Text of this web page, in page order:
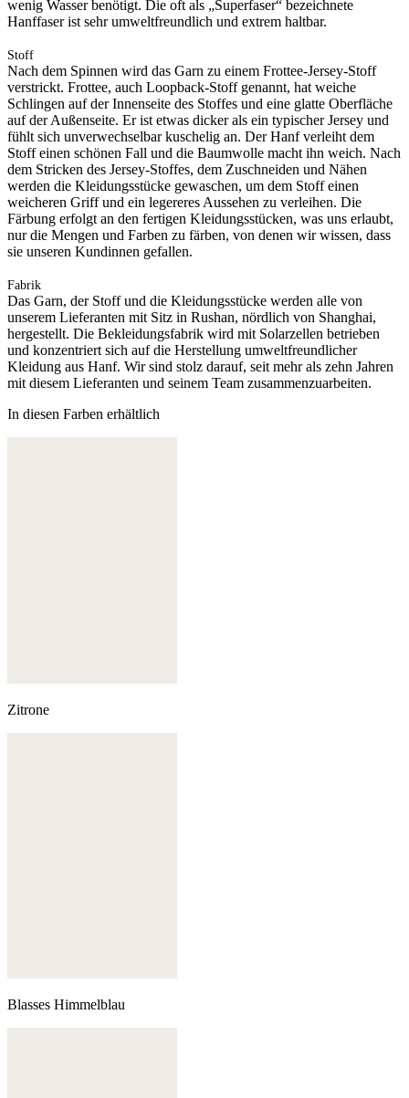
wenig Wasser benötigt. Die oft als „Superfaser“ bezeichnete
Hanffaser ist sehr umweltfreundlich und extrem haltbar.
Stoff
Nach dem Spinnen wird das Garn zu einem Frottee-Jersey-Stoff
verstrickt. Frottee, auch Loopback-Stoff genannt, hat weiche
Schlingen auf der Innenseite des Stoffes und eine glatte Oberfläche
auf der Außenseite. Er ist etwas dicker als ein typischer Jersey und
fühlt sich unverwechselbar kuschelig an. Der Hanf verleiht dem
Stoff einen schönen Fall und die Baumwolle macht ihn weich. Nach
dem Stricken des Jersey-Stoffes, dem Zuschneiden und Nähen
werden die Kleidungsstücke gewaschen, um dem Stoff einen
weicheren Griff und ein legereres Aussehen zu verleihen. Die
Färbung erfolgt an den fertigen Kleidungsstücken, was uns erlaubt,
nur die Mengen und Farben zu färben, von denen wir wissen, dass
sie unseren Kundinnen gefallen.
Fabrik
Das Garn, der Stoff und die Kleidungsstücke werden alle von
unserem Lieferanten mit Sitz in Rushan, nördlich von Shanghai,
hergestellt. Die Bekleidungsfabrik wird mit Solarzellen betrieben
und konzentriert sich auf die Herstellung umweltfreundlicher
Kleidung aus Hanf. Wir sind stolz darauf, seit mehr als zehn Jahren
mit diesem Lieferanten und seinem Team zusammenzuarbeiten.
In diesen Farben erhältlich
Zitrone
Blasses Himmelblau